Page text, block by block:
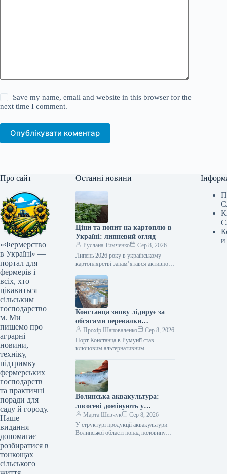
Save my name, email and website in this browser for the
next time I comment.
Опублікувати коментар
Про сайт
«Фермерство
в Україні» —
портал для
фермерів і
всіх, хто
цікавиться
сільським
господарство
м. Ми
пишемо про
аграрні
новини,
техніку,
підтримку
фермерських
господарств
та практичні
поради для
саду й городу.
Наше
видання
допомагає
розбиратися в
тонкощах
сільського
Останні новини
Ціни та попит на картоплю в
Україні: липневий огляд
Руслана Тимченко
Сер 8, 2026
Липень 2026 року в українському
картоплярстві запам’ятався активною
презентацією першого
загальнонаціонального дослідження
споживання картоплі, сезонним
зниженням…
Констанца знову лідирує за
обсягами перевалки
українських вантажів
Прохір Шаповаленко
Сер 8, 2026
Порт Констанца в Румунії став
ключовим альтернативним
агроекспорту. Розвиток цього
маршруту, розширення логістичних
потужностей та підтримка…
Волинська аквакультура:
лососеві домінують у
продукції
Марта Шевчук
Сер 8, 2026
У структурі продукції аквакультури
Волинської області понад половину
и